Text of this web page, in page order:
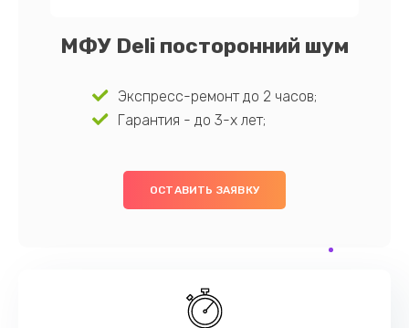
МФУ Deli посторонний шум
Экспресс-ремонт до 2 часов;
Гарантия - до 3-х лет;
ОСТАВИТЬ ЗАЯВКУ